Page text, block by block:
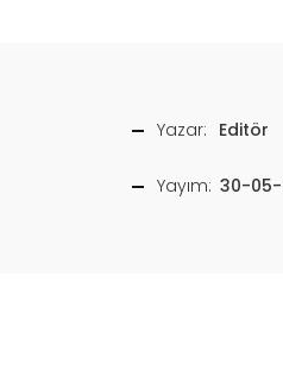
Yazar: Editör
Yayım: 30-